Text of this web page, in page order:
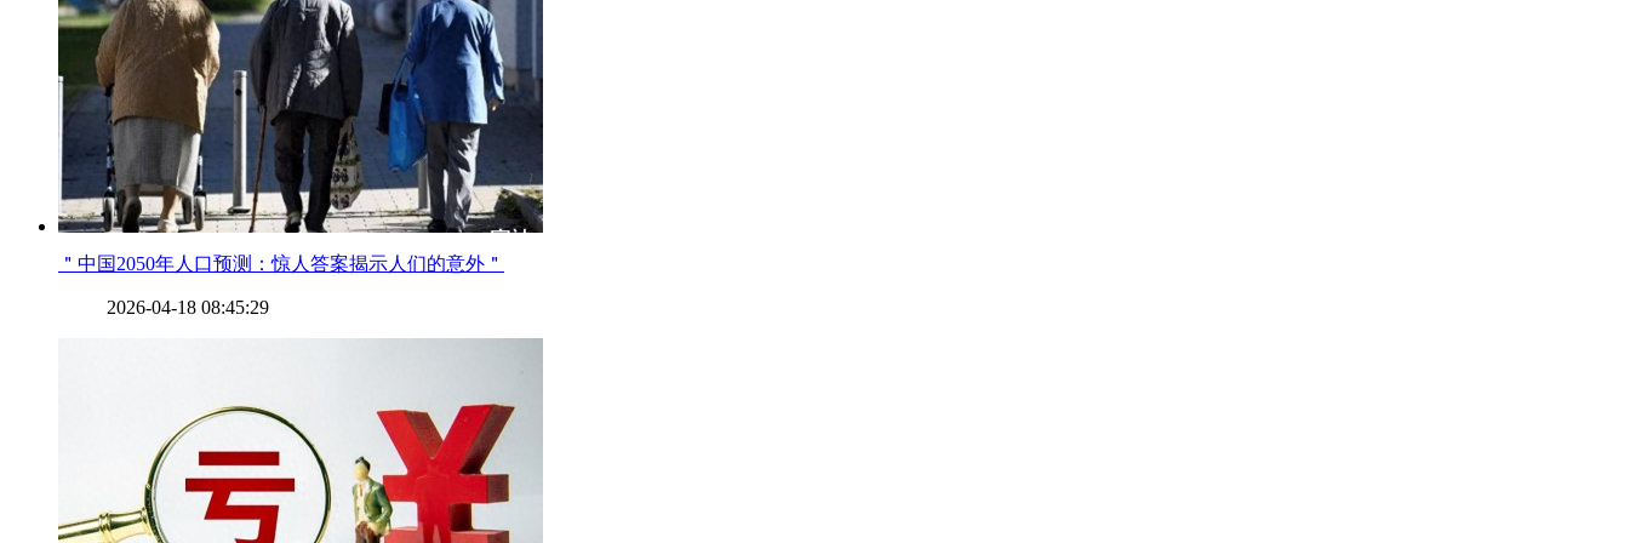
​＂中国2050年人口预测：惊人答案揭示人们的意外＂
2026-04-18 08:45:29